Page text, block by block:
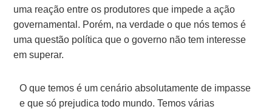
uma reação entre os produtores que impede a ação
governamental. Porém, na verdade o que nós temos é
uma questão política que o governo não tem interesse
em superar.
O que temos é um cenário absolutamente de impasse
e que só prejudica todo mundo. Temos várias